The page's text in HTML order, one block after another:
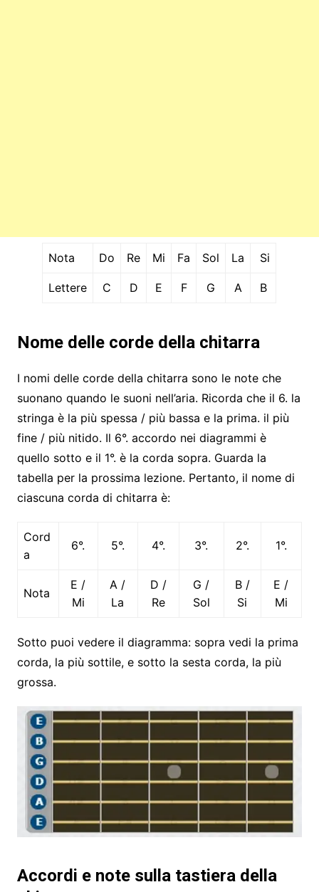
Nota Do Re Mi Fa Sol La Si
Lettere C D E F G A B
Nome delle corde della chitarra
I nomi delle corde della chitarra sono le note che
suonano quando le suoni nell’aria. Ricorda che il 6. la
stringa è la più spessa / più bassa e la prima. il più
fine / più nitido. Il 6°. accordo nei diagrammi è
quello sotto e il 1°. è la corda sopra. Guarda la
tabella per la prossima lezione. Pertanto, il nome di
ciascuna corda di chitarra è:
Cord
a
6°. 5°. 4°. 3°. 2°. 1°.
Nota
E /
Mi
A /
La
D /
Re
G /
Sol
B /
Si
E /
Mi
Sotto puoi vedere il diagramma: sopra vedi la prima
corda, la più sottile, e sotto la sesta corda, la più
grossa.
Accordi e note sulla tastiera della